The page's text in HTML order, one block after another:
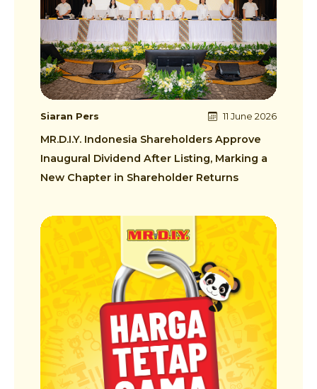
Siaran Pers 11 June 2026
MR.D.I.Y. Indonesia Shareholders Approve
Inaugural Dividend After Listing, Marking a
New Chapter in Shareholder Returns